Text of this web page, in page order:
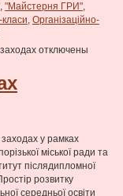
, "Майстерня ГРИ",
, Організаційно-
отключены
у рамках
мiської ради та
пiслядипломної
розвитку
середньої освiти